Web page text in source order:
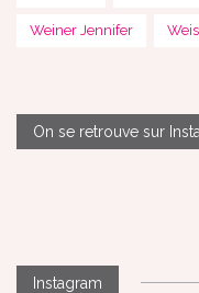
Weiner Jennifer
On se retrouve sur
Instagram